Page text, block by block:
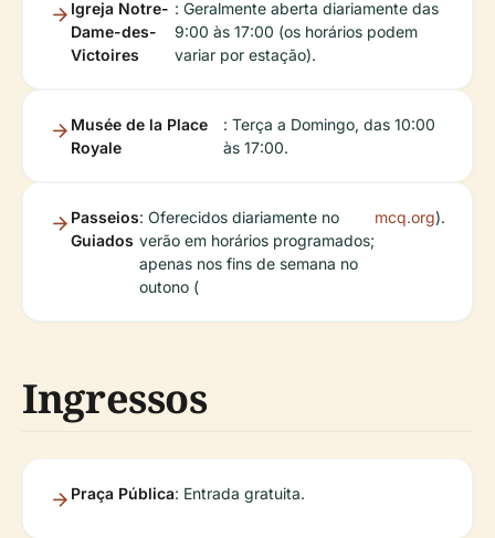
Igreja Notre-
Dame-des-
Victoires
: Geralmente aberta diariamente das
9:00 às 17:00 (os horários podem
variar por estação).
Musée de la Place
Royale
: Terça a Domingo, das 10:00
às 17:00.
Passeios
Guiados
: Oferecidos diariamente no
verão em horários programados;
apenas nos fins de semana no
outono (
mcq.org).
Ingressos
Praça Pública: Entrada gratuita.